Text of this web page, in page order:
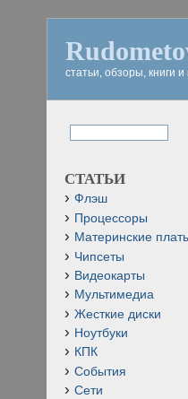
статьи, обзоры, книги и
СТАТЬИ
Флэш
Процессоры
Материнские
Чипсеты
Видеокарты
Мультимедиа
Жесткие диски
Ноутбуки
КПК
События
Сети